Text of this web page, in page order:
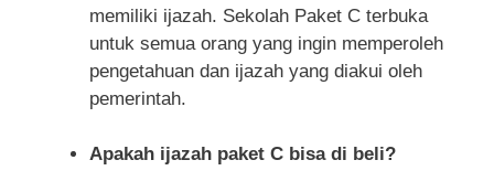
memiliki ijazah. Sekolah Paket C terbuka
untuk semua orang yang ingin memperoleh
pengetahuan dan ijazah yang diakui oleh
pemerintah.
Apakah ijazah paket C bisa di beli?